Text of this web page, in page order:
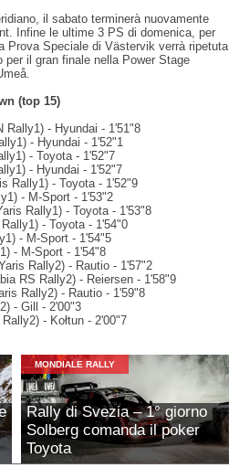
il sabato terminerà nuovamente
Infine le ultime 3 PS di domenica, per
Prova Speciale di Västervik verrà ripetuta
il gran finale nella Power Stage
(top 15)
Rally1) - Hyundai - 1'51"8
- Hyundai - 1'52"1
- Toyota - 1'52"7
- Hyundai - 1'52"7
Rally1) - Toyota - 1'52"9
- M-Sport - 1'53"2
Rally1) - Toyota - 1'53"8
- Toyota - 1'54"0
- M-Sport - 1'54"5
- M-Sport - 1'54"8
Rally2) - Rautio - 1'57"2
RS Rally2) - Reiersen - 1'58"9
Rally2) - Rautio - 1'59"8
- Gill - 2'00"3
- Kołtun - 2'00"7
MONDIALE RALLY
Rally di Svezia – 1° giorno
Solberg comanda il poker
Toyota